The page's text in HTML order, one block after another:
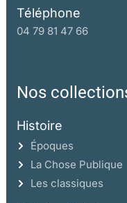
Téléphone
04 79 81 47 66
Nos
Histoire
Époques
La Chose Publique
Les classiques